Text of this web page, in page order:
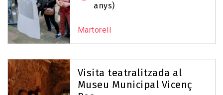
anys)
Martorell
Visita teatralitzada al
Museu Municipal Vicenç